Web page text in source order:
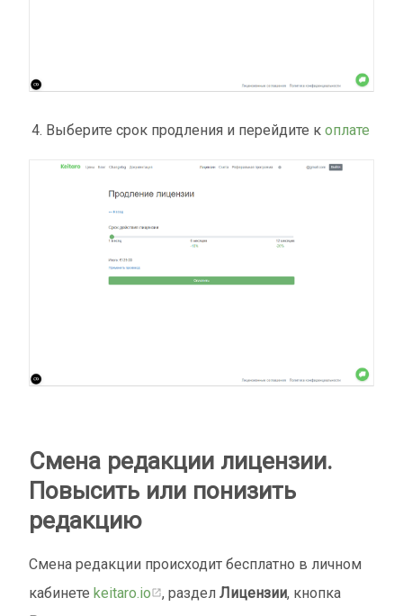
Выберите срок продления и перейдите коплате
Смена редакции лицензии.
Повысить или понизить
редакцию
Смена редакции происходит бесплатно в личном
кабинете keitaro.io , раздел Лицензии, кнопка